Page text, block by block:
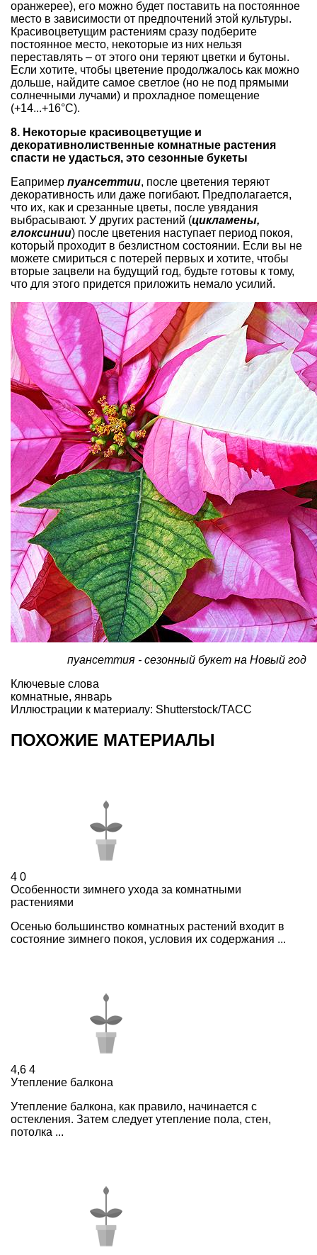
оранжерее), его можно будет поставить на постоянное
место в зависимости от предпочтений этой культуры.
Красивоцветущим растениям сразу подберите
постоянное место, некоторые из них нельзя
переставлять – от этого они теряют цветки и бутоны.
Если хотите, чтобы цветение продолжалось как можно
дольше, найдите самое светлое (но не под прямыми
солнечными лучами) и прохладное помещение
(+14...+16°С).
8. Некоторые красивоцветущие и
декоративнолиственные комнатные растения
спасти не удасться, это сезонные букеты
Еапример пуансеттии, после цветения теряют
декоративность или даже погибают. Предполагается,
что их, как и срезанные цветы, после увядания
выбрасывают. У других растений (цикламены,
глоксинии) после цветения наступает период покоя,
который проходит в безлистном состоянии. Если вы не
можете смириться с потерей первых и хотите, чтобы
вторые зацвели на будущий год, будьте готовы к тому,
что для этого придется приложить немало усилий.
пуансеттия - сезонный букет на Новый год
Ключевые слова
комнатные, январь
Иллюстрации к материалу: Shutterstock/ТАСС
ПОХОЖИЕ МАТЕРИАЛЫ
4 0
Особенности зимнего ухода за комнатными
растениями
Осенью большинство комнатных растений входит в
состояние зимнего покоя, условия их содержания ...
4,6 4
Утепление балкона
Утепление балкона, как правило, начинается с
остекления. Затем следует утепление пола, стен,
потолка ...